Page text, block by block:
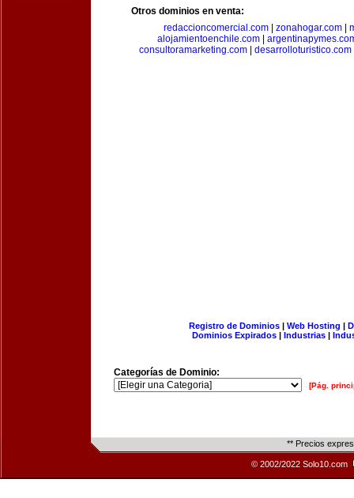
Otros dominios en venta:
redaccioncomercial.com
zonahogar.com
alojamientoenchile.com
consultoramarketing.com
desarrolloturistico.com
Registro de Dominios| Web Hosting |
Dominios Expirados | Industrias |
Categorías de Dominio:
[Pág.
** Precios
© 2002/2022 Solo10.com